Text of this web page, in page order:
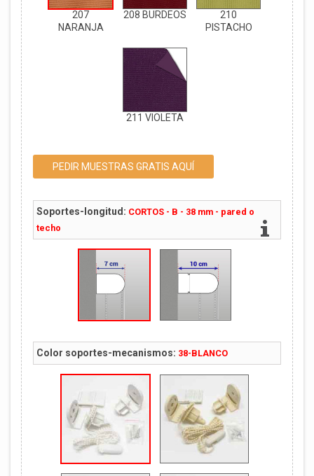
207
NARANJA
208 BURDEOS
210
PISTACHO
211 VIOLETA
PEDIR MUESTRAS GRATIS AQUÍ
Soportes-longitud: CORTOS - B - 38 mm - pared o
techo
Color soportes-mecanismos: 38-BLANCO